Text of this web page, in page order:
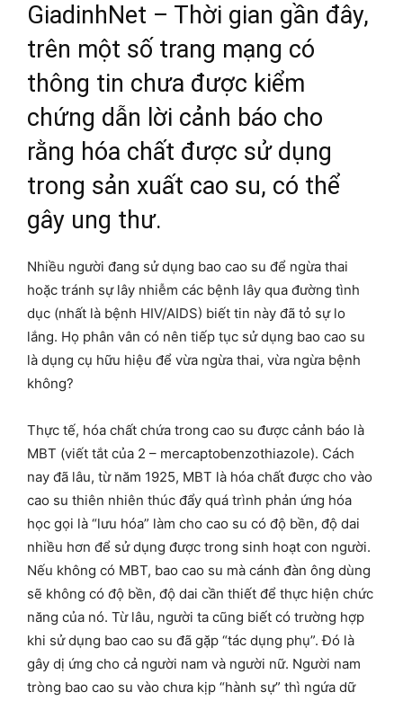
GiadinhNet – Thời gian gần đây,
trên một số trang mạng có
thông tin chưa được kiểm
chứng dẫn lời cảnh báo cho
rằng hóa chất được sử dụng
trong sản xuất cao su, có thể
gây ung thư.
Nhiều người đang sử dụng bao cao su để ngừa thai
hoặc tránh sự lây nhiễm các bệnh lây qua đường tình
dục (nhất là bệnh HIV/AIDS) biết tin này đã tỏ sự lo
lắng. Họ phân vân có nên tiếp tục sử dụng bao cao su
là dụng cụ hữu hiệu để vừa ngừa thai, vừa ngừa bệnh
không?
Thực tế, hóa chất chứa trong cao su được cảnh báo là
MBT (viết tắt của 2 – mercaptobenzothiazole). Cách
nay đã lâu, từ năm 1925, MBT là hóa chất được cho vào
cao su thiên nhiên thúc đẩy quá trình phản ứng hóa
học gọi là “lưu hóa” làm cho cao su có độ bền, độ dai
nhiều hơn để sử dụng được trong sinh hoạt con người.
Nếu không có MBT, bao cao su mà cánh đàn ông dùng
sẽ không có độ bền, độ dai cần thiết để thực hiện chức
năng của nó. Từ lâu, người ta cũng biết có trường hợp
khi sử dụng bao cao su đã gặp “tác dụng phụ”. Đó là
gây dị ứng cho cả người nam và người nữ. Người nam
tròng bao cao su vào chưa kịp “hành sự” thì ngứa dữ